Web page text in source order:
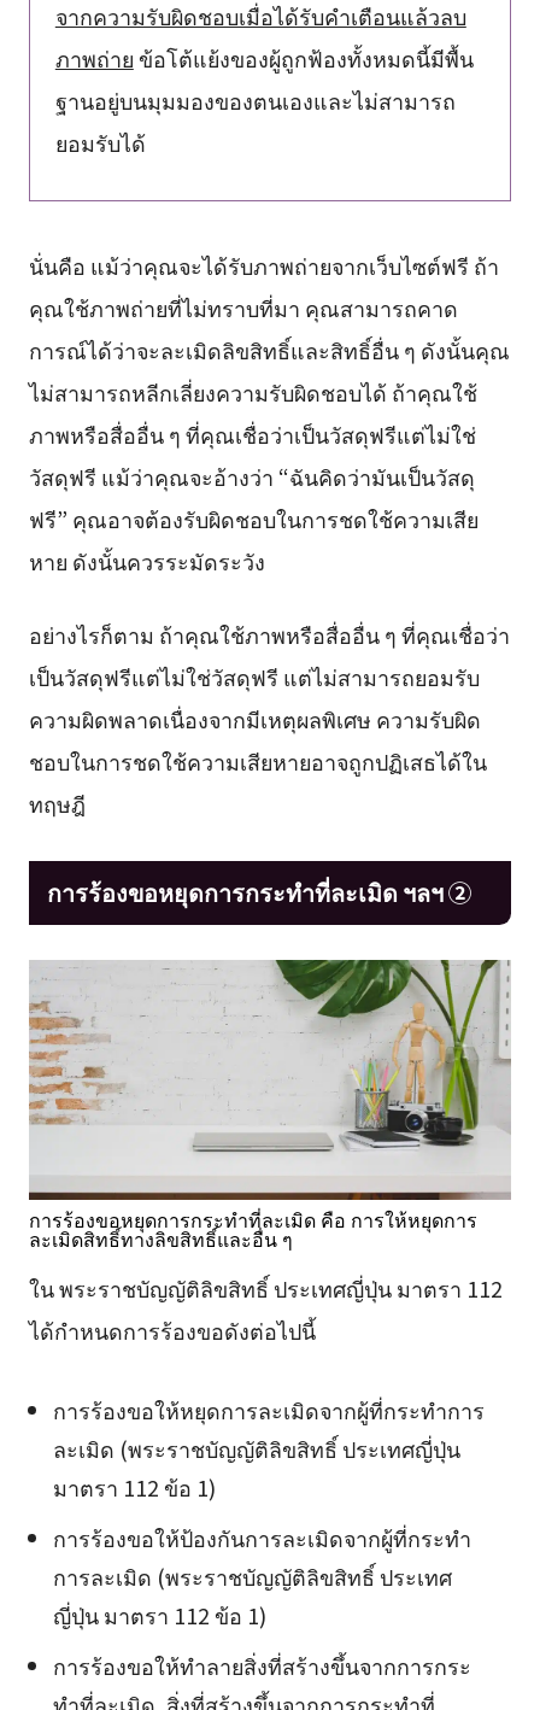
จากความรับผิดชอบเมื่อได้รับคำเตือนแล้วลบ
ภาพถ่าย ข้อโต้แย้งของผู้ถูกฟ้องทั้งหมดนี้มีพื้น
ฐานอยู่บนมุมมองของตนเองและไม่สามารถ
ยอมรับได้
นั่นคือ แม้ว่าคุณจะได้รับภาพถ่ายจากเว็บไซต์ฟรี ถ้า
คุณใช้ภาพถ่ายที่ไม่ทราบที่มา คุณสามารถคาด
การณ์ได้ว่าจะละเมิดลิขสิทธิ์และสิทธิ์อื่น ๆ ดังนั้นคุณ
ไม่สามารถหลีกเลี่ยงความรับผิดชอบได้ ถ้าคุณใช้
ภาพหรือสื่ออื่น ๆ ที่คุณเชื่อว่าเป็นวัสดุฟรีแต่ไม่ใช่
วัสดุฟรี แม้ว่าคุณจะอ้างว่า “ฉันคิดว่ามันเป็นวัสดุ
ฟรี” คุณอาจต้องรับผิดชอบในการชดใช้ความเสีย
หาย ดังนั้นควรระมัดระวัง
อย่างไรก็ตาม ถ้าคุณใช้ภาพหรือสื่ออื่น ๆ ที่คุณเชื่อว่า
เป็นวัสดุฟรีแต่ไม่ใช่วัสดุฟรี แต่ไม่สามารถยอมรับ
ความผิดพลาดเนื่องจากมีเหตุผลพิเศษ ความรับผิด
ชอบในการชดใช้ความเสียหายอาจถูกปฏิเสธได้ใน
ทฤษฎี
การร้องขอหยุดการกระทำที่ละเมิด ฯลฯ ②
การร้องขอหยุดการกระทำที่ละเมิด คือ การให้หยุดการ
ละเมิดสิทธิ์ทางลิขสิทธิ์และอื่น ๆ
ใน พระราชบัญญัติลิขสิทธิ์ ประเทศญี่ปุ่น มาตรา 112
ได้กำหนดการร้องขอดังต่อไปนี้
การร้องขอให้หยุดการละเมิดจากผู้ที่กระทำการ
ละเมิด (พระราชบัญญัติลิขสิทธิ์ ประเทศญี่ปุ่น
มาตรา 112 ข้อ 1)
การร้องขอให้ป้องกันการละเมิดจากผู้ที่กระทำ
การละเมิด (พระราชบัญญัติลิขสิทธิ์ ประเทศ
ญี่ปุ่น มาตรา 112 ข้อ 1)
การร้องขอให้ทำลายสิ่งที่สร้างขึ้นจากการกระ